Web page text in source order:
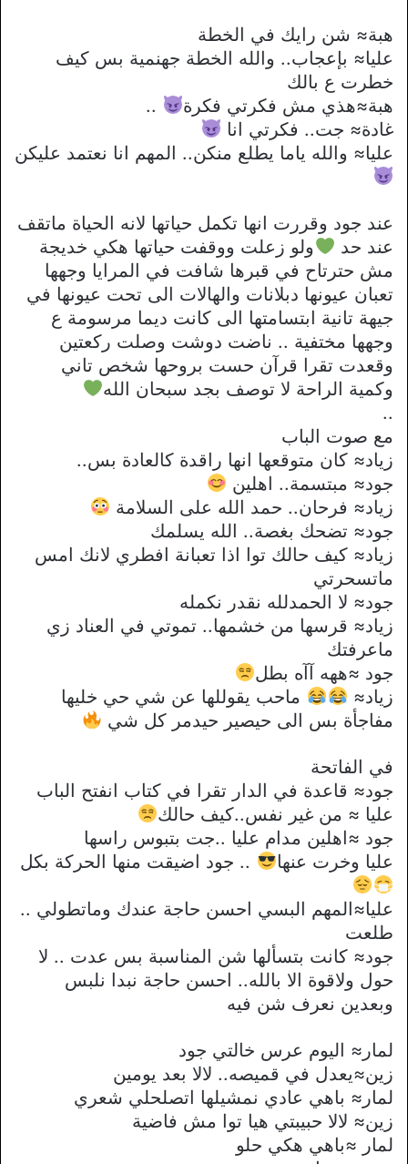
هبة≈ شن رايك في الخطة
عليا≈ بإعجاب.. والله الخطة جهنمية بس كيف
خطرت ع بالك
هبة≈هذي مش فكرتي فكرة
..
غادة≈ جت.. فكرتي انا
عليا≈ والله ياما يطلع منكن.. المهم انا نعتمد عليكن
عند جود وقررت انها تكمل حياتها لانه الحياة ماتقف
عند حد
ولو زعلت ووقفت حياتها هكي خديجة
مش حترتاح في قبرها شافت في المرايا وجهها
تعبان عيونها دبلانات والهالات الى تحت عيونها في
جيهة تانية ابتسامتها الى كانت ديما مرسومة ع
وجهها مختفية .. ناضت دوشت وصلت ركعتين
وقعدت تقرا قرآن حست بروحها شخص تاني
وكمية الراحة لا توصف بجد سبحان الله
..
مع صوت الباب
زياد≈ كان متوقعها انها راقدة كالعادة بس..
جود≈ مبتسمة.. اهلين
زياد≈ فرحان.. حمد الله على السلامة
جود≈ تضحك بغصة.. الله يسلمك
زياد≈ كيف حالك توا اذا تعبانة افطري لانك امس
ماتسحرتي
جود≈ لا الحمدلله نقدر نكمله
زياد≈ قرسها من خشمها.. تموتي في العناد زي
ماعرفتك
جود ≈ههه آآه بطل
زياد≈
ماحب يقوللها عن شي حي خليها
مفاجأة بس الى حيصير حيدمر كل شي
في الفاتحة
جود≈ قاعدة في الدار تقرا في كتاب انفتح الباب
عليا ≈ من غير نفس..كيف حالك
جود ≈اهلين مدام عليا ..جت بتبوس راسها
عليا وخرت عنها
.. جود اضيقت منها الحركة بكل
عليا≈المهم البسي احسن حاجة عندك وماتطولي ..
طلعت
جود≈ كانت بتسألها شن المناسبة بس عدت .. لا
حول ولاقوة الا بالله.. احسن حاجة نبدا نلبس
وبعدين نعرف شن فيه
لمار≈ اليوم عرس خالتي جود
زين≈يعدل في قميصه.. لالا بعد يومين
لمار≈ باهي عادي نمشيلها اتصلحلي شعري
زين≈ لالا حبيبتي هيا توا مش فاضية
لمار ≈باهي هكي حلو